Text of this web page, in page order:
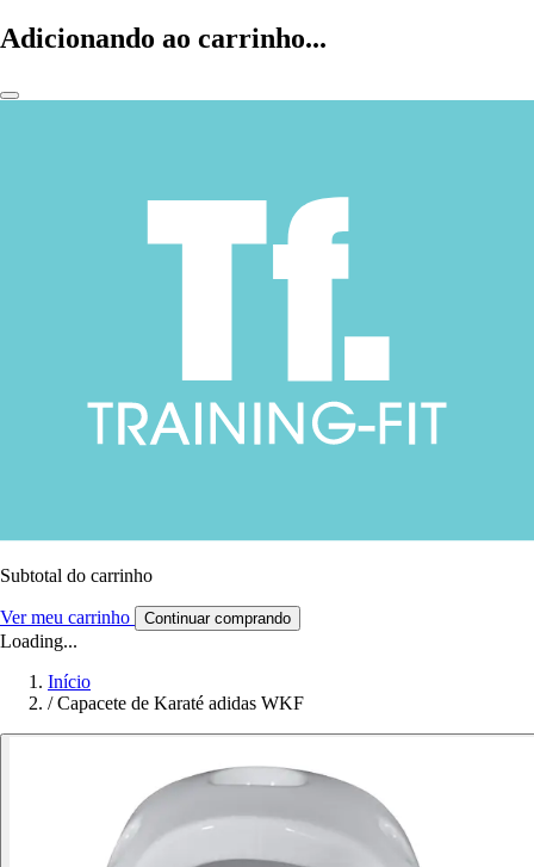
Adicionando ao carrinho...
Subtotal do carrinho
Ver meu carrinho Continuar comprando
Loading...
Início
/ Capacete de Karaté adidas WKF